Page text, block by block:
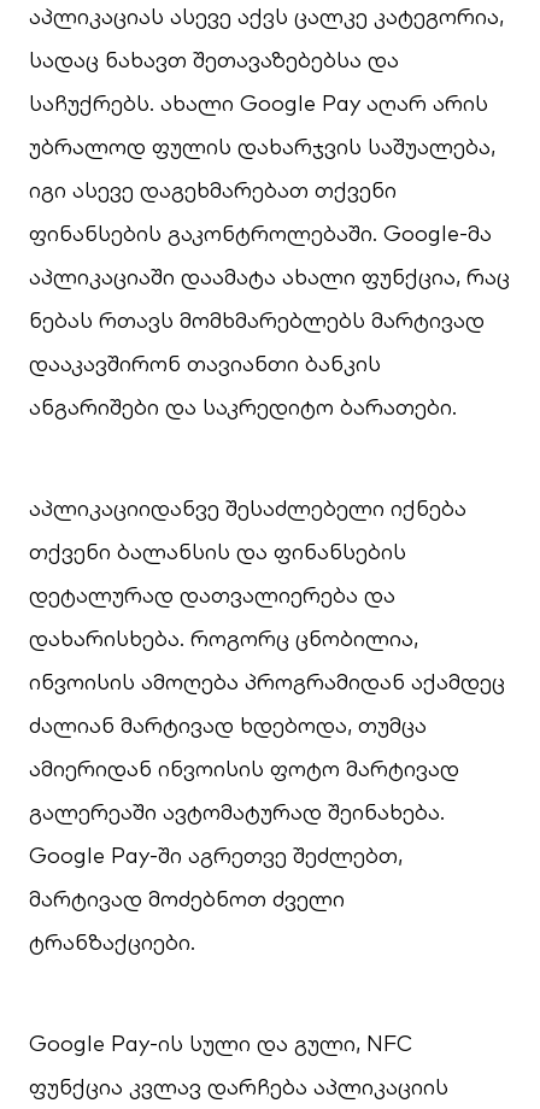
აპლიკაციას ასევე აქვს ცალკე კატეგორია,
სადაც ნახავთ შეთავაზებებსა და
საჩუქრებს. ახალი Google Pay აღარ არის
უბრალოდ ფულის დახარჯვის საშუალება,
იგი ასევე დაგეხმარებათ თქვენი
ფინანსების გაკონტროლებაში. Google-მა
აპლიკაციაში დაამატა ახალი ფუნქცია, რაც
ნებას რთავს მომხმარებლებს მარტივად
დააკავშირონ თავიანთი ბანკის
ანგარიშები და საკრედიტო ბარათები.
აპლიკაციიდანვე შესაძლებელი იქნება
თქვენი ბალანსის და ფინანსების
დეტალურად დათვალიერება და
დახარისხება. როგორც ცნობილია,
ინვოისის ამოღება პროგრამიდან აქამდეც
ძალიან მარტივად ხდებოდა, თუმცა
ამიერიდან ინვოისის ფოტო მარტივად
გალერეაში ავტომატურად შეინახება.
Google Pay-ში აგრეთვე შეძლებთ,
მარტივად მოძებნოთ ძველი
ტრანზაქციები.
Google Pay-ის სული და გული, NFC
ფუნქცია კვლავ დარჩება აპლიკაციის